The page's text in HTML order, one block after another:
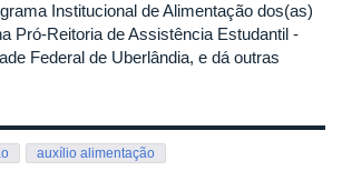
Institucional de Alimentação dos(as)
Pró-Reitoria de Assistência Estudantil -
Federal de Uberlândia, e dá outras
auxílio alimentação